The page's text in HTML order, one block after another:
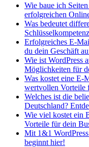
Wie baue ich
erfolgreichen
Was bedeutet
Erfolgreiches E-
du dein Geschäft
Wie ist WordPress
Möglichkeiten für
Was kostet eine E-
wertvollen Vorteile
Welches ist die
Deutschland?
Wie viel kostet ein
Vorteile für dein
Mit 1&1
beginnt hier!